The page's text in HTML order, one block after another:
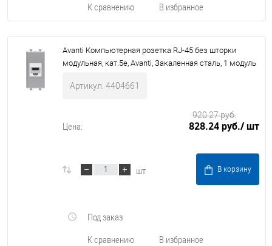
К сравнению В избранное
Avanti Компьютерная розетка RJ-45 без шторки
модульная, кат.5е, Avanti, Закаленная сталь, 1 модуль
Артикул: 4404661
Цена: 828.24 руб./ шт
920.27 руб.
шт В корзину
К сравнению В избранное
Под заказ